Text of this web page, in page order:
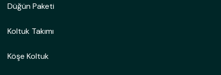
Düğün Paketi
Koltuk Takımı
Köşe Koltuk